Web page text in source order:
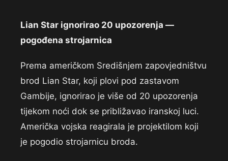
Lian Star ignorirao 20 upozorenja —
pogođena strojarnica
Prema američkom Središnjem zapovjedništvu
brod Lian Star, koji plovi pod zastavom
Gambije, ignorirao je više od 20 upozorenja
tijekom noći dok se približavao iranskoj luci.
Američka vojska reagirala je projektilom koji
je pogodio strojarnicu broda.